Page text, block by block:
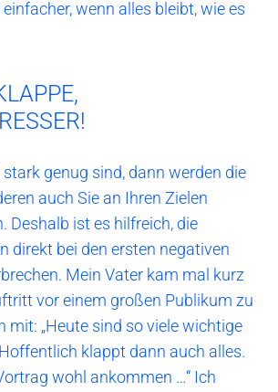
wenn alles bleibt, wie es
genug sind, dann werden die
auch Sie an Ihren Zielen
Deshalb ist es hilfreich, die
direkt bei den ersten negativen
Mein Vater kam mal kurz
vor einem großen Publikum zu
mit: „Heute sind so viele wichtige
klappt dann auch alles.
wohl ankommen …“ Ich